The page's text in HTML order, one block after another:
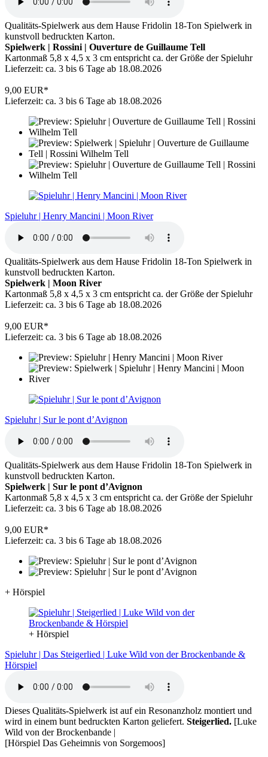
Qualitäts-Spielwerk aus dem Hause Fridolin 18-Ton Spielwerk in
kunstvoll bedruckten Karton.
Spielwerk | Rossini | Ouverture de Guillaume Tell
Kartonmaß 5,8 x 4,5 x 3 cm entspricht ca. der Größe der Spieluhr
Lieferzeit: ca. 3 bis 6 Tage ab 18.08.2026
9,00 EUR*
Lieferzeit: ca. 3 bis 6 Tage ab 18.08.2026
Spieluhr | Henry Mancini | Moon River
Qualitäts-Spielwerk aus dem Hause Fridolin 18-Ton Spielwerk in
kunstvoll bedruckten Karton.
Spielwerk | Moon River
Kartonmaß 5,8 x 4,5 x 3 cm entspricht ca. der Größe der Spieluhr
Lieferzeit: ca. 3 bis 6 Tage ab 18.08.2026
9,00 EUR*
Lieferzeit: ca. 3 bis 6 Tage ab 18.08.2026
Spieluhr | Sur le pont d’Avignon
Qualitäts-Spielwerk aus dem Hause Fridolin 18-Ton Spielwerk in
kunstvoll bedruckten Karton.
Spielwerk | Sur le pont d’Avignon
Kartonmaß 5,8 x 4,5 x 3 cm entspricht ca. der Größe der Spieluhr
Lieferzeit: ca. 3 bis 6 Tage ab 18.08.2026
9,00 EUR*
Lieferzeit: ca. 3 bis 6 Tage ab 18.08.2026
+ Hörspiel
+ Hörspiel
Spieluhr | Das Steigerlied | Luke Wild von der Brockenbande &
Hörspiel
Dieses Qualitäts-Spielwerk ist auf ein Resonanzholz montiert und
wird in einem bunt bedruckten Karton geliefert. Steigerlied. [Luke
Wild von der Brockenbande |
[Hörspiel Das Geheimnis von Sorgemoos]